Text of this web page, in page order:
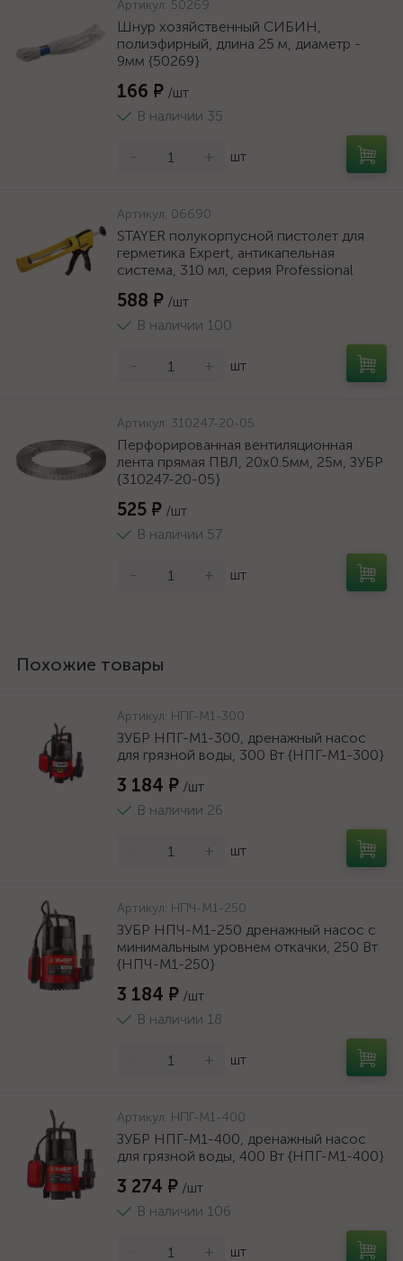
Артикул: 50269
Шнур хозяйственный СИБИН,
полиэфирный, длина 25 м, диаметр -
9мм {50269}
166 ₽ /шт
В наличии 35
- + шт
Артикул: 06690
STAYER полукорпусной пистолет для
герметика Expert, антикапельная
система, 310 мл, серия Professional
588 ₽ /шт
В наличии 100
- + шт
Артикул: 310247-20-05
Перфорированная вентиляционная
лента прямая ПВЛ, 20х0.5мм, 25м, ЗУБР
{310247-20-05}
525 ₽ /шт
В наличии 57
- + шт
Похожие товары
Артикул: НПГ-М1-300
ЗУБР НПГ-М1-300, дренажный насос
для грязной воды, 300 Вт {НПГ-М1-300}
3 184 ₽ /шт
В наличии 26
+ шт
Артикул: НПЧ-М1-250
ЗУБР НПЧ-М1-250 дренажный насос с
минимальным уровнем откачки, 250 Вт
{НПЧ-М1-250}
3 184 ₽ /шт
В наличии 18
+ шт
Артикул: НПГ-М1-400
ЗУБР НПГ-М1-400, дренажный насос
для грязной воды, 400 Вт {НПГ-М1-400}
3 274 ₽ /шт
В наличии 106
+ шт